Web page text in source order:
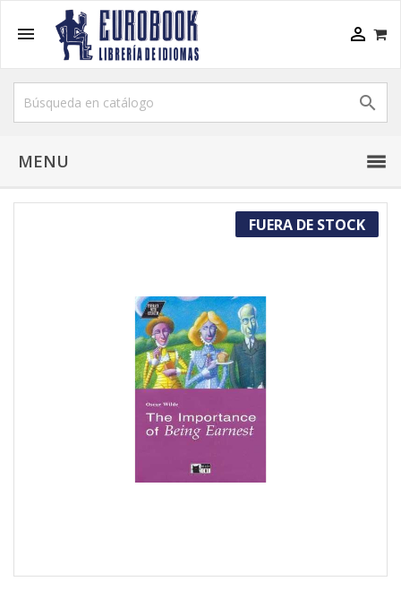
 

MENU
FUERA DE STOCK